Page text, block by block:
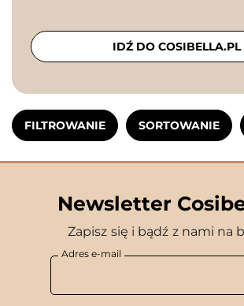
FILTROWANIE SORTOWANIE
IDŹ DO COSIBELLA.PL
Newsletter
Zapisz się i bądź z nami na
Adres e-mail